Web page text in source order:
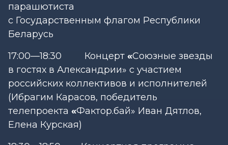
парашютиста
с Государственным флагом Республики
Беларусь
17:00—18:30 Концерт «Союзные звезды
в гостях в Александрии» с участием
российских коллективов и исполнителей
(Ибрагим Карасов, победитель
телепроекта «Фактор.бай» Иван Дятлов,
Елена Курская)